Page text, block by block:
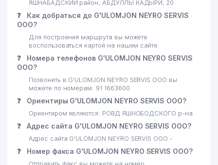
ЯШНАБАДСКИЙ район, АБДУЛЛЫ КАДЫРИ, 20
❓
Как добраться до G'ULOMJON NEYRO SERVIS
ООО?
Для построения маршрута вы можете
воспользоваться картой на нашем сайте
❓
Номера телефонов G'ULOMJON NEYRO SERVIS
ООО?
Позвонить в G'ULOMJON NEYRO SERVIS ООО вы
можете по номерам: 91 1663600
❓ Ориентиры G'ULOMJON NEYRO SERVIS ООО?
Ориентиром являются: РОВД ЯШНОБОДСКОГО р-на
❓ Адрес сайта G'ULOMJON NEYRO SERVIS ООО?
Адрес сайта G'ULOMJON NEYRO SERVIS ООО -
❓ Номер факса G'ULOMJON NEYRO SERVIS ООО?